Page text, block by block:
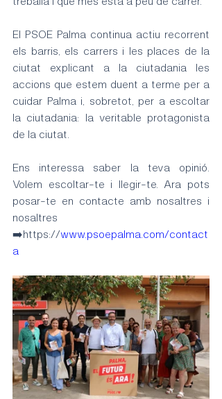
El PSOE Palma continua actiu recorrent
els barris, els carrers i les places de la
ciutat explicant a la ciutadania les
accions que estem duent a terme per a
cuidar Palma i, sobretot, per a escoltar
la ciutadania: la veritable protagonista
de la ciutat.
Ens interessa saber la teva opinió.
Volem escoltar-te i llegir-te. Ara pots
posar-te en contacte amb nosaltres i
nosaltres
➡️https://www.psoepalma.com/contact
a